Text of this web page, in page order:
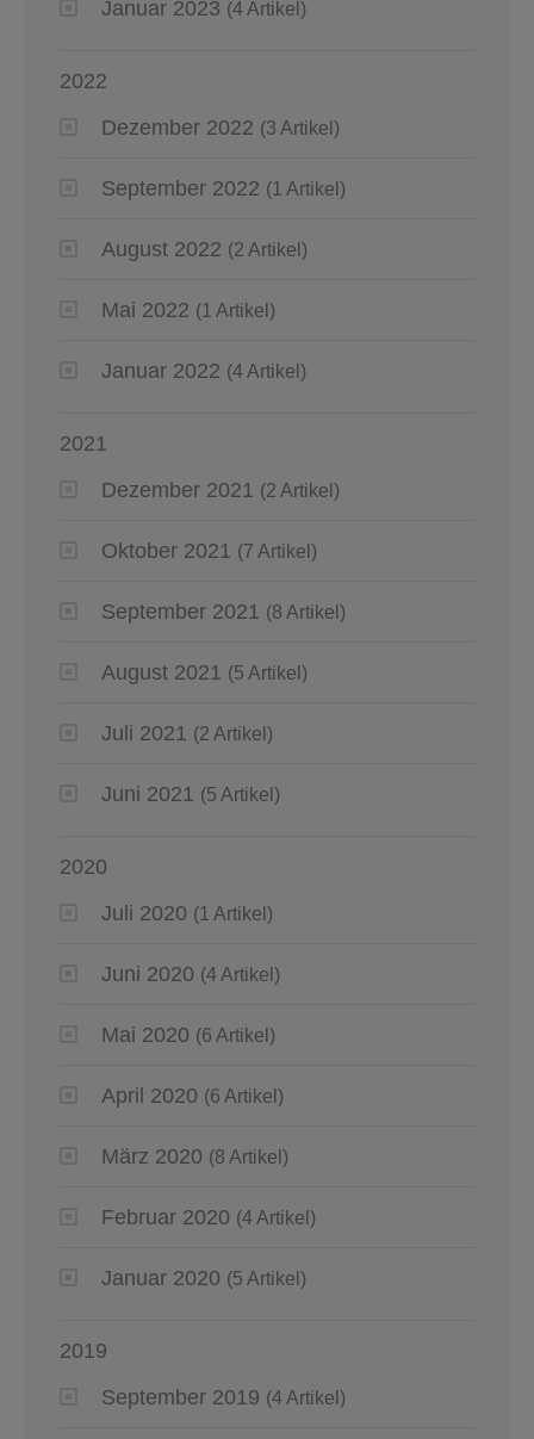
Januar 2023 (4 Artikel)
2022
Dezember 2022 (3 Artikel)
September 2022 (1 Artikel)
August 2022 (2 Artikel)
Mai 2022 (1 Artikel)
Januar 2022 (4 Artikel)
2021
Dezember 2021 (2 Artikel)
Oktober 2021 (7 Artikel)
September 2021 (8 Artikel)
August 2021 (5 Artikel)
Juli 2021 (2 Artikel)
Juni 2021 (5 Artikel)
2020
Juli 2020 (1 Artikel)
Juni 2020 (4 Artikel)
Mai 2020 (6 Artikel)
April 2020 (6 Artikel)
März 2020 (8 Artikel)
Februar 2020 (4 Artikel)
Januar 2020 (5 Artikel)
2019
September 2019 (4 Artikel)